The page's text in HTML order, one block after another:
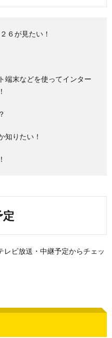
６が見たい！
端末などを使ってインター
知りたい！
ビ放送・中継予定からチェッ